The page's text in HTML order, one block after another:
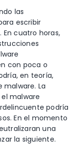
las
escribir
cuatro horas,
con poca o
en teoría,
La
malware
podría
En el momento
una
la siguiente.